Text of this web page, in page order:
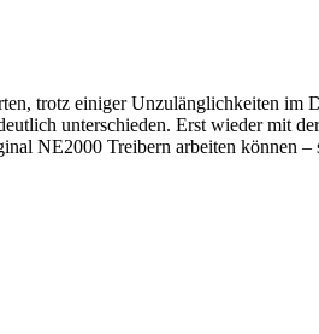
trotz einiger Unzulänglichkeiten
unterschieden. Erst wieder mit
NE2000 Treibern arbeiten können –